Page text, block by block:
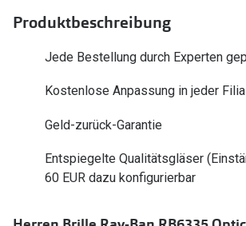
Glasveredelungen
Brillenglas Typen
Transitions Gläser
Zubehör
Produktbeschreibung
Jede Bestellung durch Experten
Kostenlose Anpassung in jeder
Geld-zurück-Garantie
Entspiegelte Qualitätsgläser
60 EUR dazu konfigurierbar